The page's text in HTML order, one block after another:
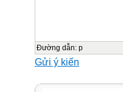
Vậy muốn tính
ta làm như thế
Đường dẫn: p
Gửi ý kiến